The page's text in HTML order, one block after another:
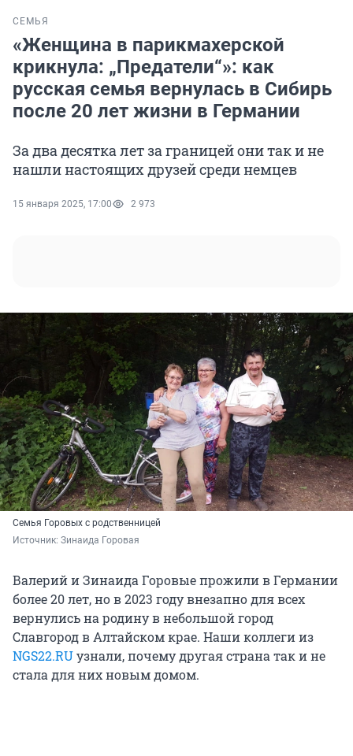
СЕМЬЯ
«Женщина в парикмахерской
крикнула: „Предатели“»: как
русская семья вернулась в Сибирь
после 20 лет жизни в Германии
За два десятка лет за границей они так и не
нашли настоящих друзей среди немцев
15 января 2025, 17:00 2 973
Семья Горовых с родственницей
Источник: Зинаида Горовая
Валерий и Зинаида Горовые прожили в Германии
более 20 лет, но в 2023 году внезапно для всех
вернулись на родину в небольшой город
Славгород в Алтайском крае. Наши коллеги из
NGS22.RUузнали, почему другая страна так и не
стала для них новым домом.